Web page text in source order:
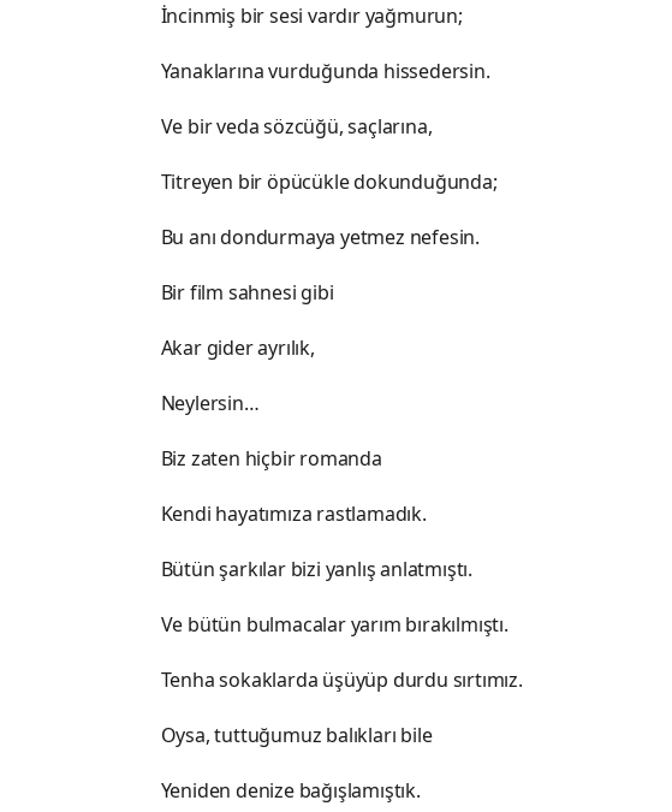
bir sesi vardır yağmurun;
vurduğunda hissedersin.
bir veda sözcüğü, saçlarına,
bir öpücükle dokunduğunda;
anı dondurmaya yetmez nefesin.
film sahnesi gibi
gider ayrılık,
zaten hiçbir romanda
hayatımıza rastlamadık.
şarkılar bizi yanlış anlatmıştı.
bulmacalar yarım bırakılmıştı.
sokaklarda üşüyüp durdu sırtımız.
tuttuğumuz balıkları bile
denize bağışlamıştık.